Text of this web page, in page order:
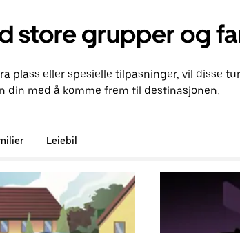
store grupper og
plass eller spesielle tilpasninger, vil disse
din med å komme frem til destinasjonen.
Leiebil